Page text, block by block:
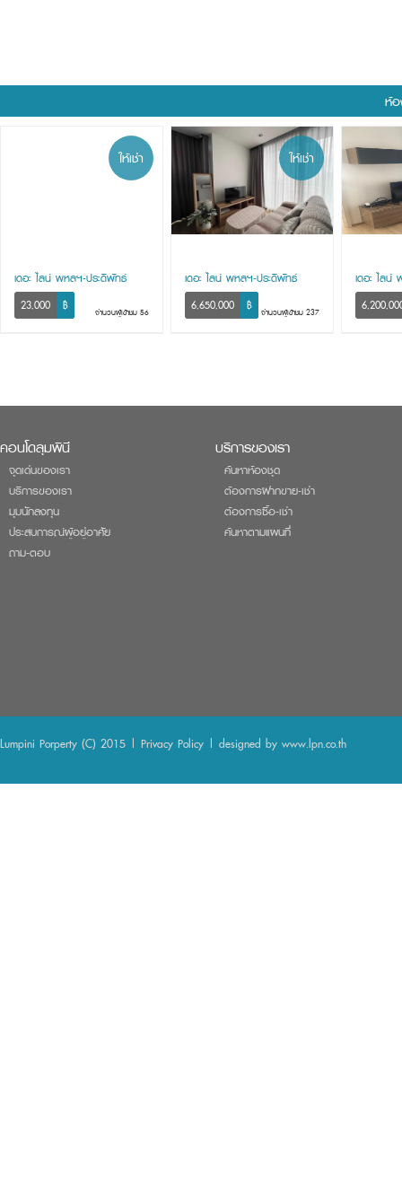
ห้อ
ให้เช่า
เดอะ ไลน์ พหลฯ-ประดิพัทธ์
23,000 ฿ จำนวนผู้เข้าชม 56
ให้เช่า
เดอะ ไลน์ พหลฯ-ประดิพัทธ์
6,650,000 ฿ จำนวนผู้เข้าชม 237
เดอะ ไล
คอนโดลุมพินี
จุดเด่นของเรา
บริการของเรา
มุมนักลงทุน
ประสบการณ์ผู้อยู่อาศัย
ถาม-ตอบ
บริการของเรา
ค้นหาห้องชุด
ต้องการฝากขาย-เช่า
ต้องการซื้อ-เช่า
ค้นหาตามแผนที่
Lumpini Porperty (C) 2015 | Privacy Policy | designed by www.lpn.co.th